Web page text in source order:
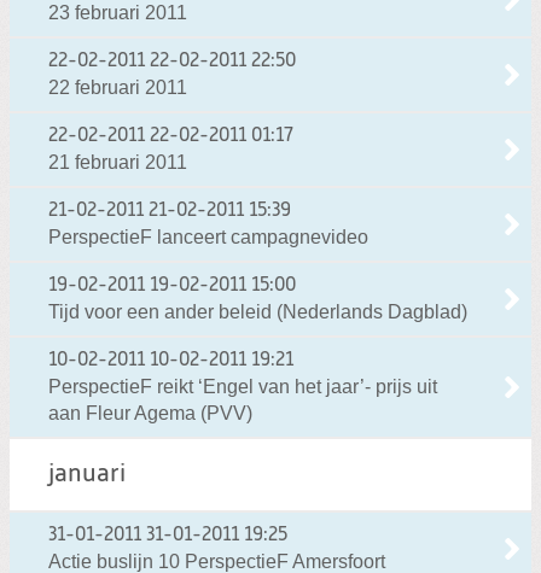
23 februari 2011
22-02-2011 22-02-2011 22:50
22 februari 2011
22-02-2011 22-02-2011 01:17
21 februari 2011
21-02-2011 21-02-2011 15:39
PerspectieF lanceert campagnevideo
19-02-2011 19-02-2011 15:00
Tijd voor een ander beleid (Nederlands Dagblad)
10-02-2011 10-02-2011 19:21
PerspectieF reikt ‘Engel van het jaar’- prijs uit
aan Fleur Agema (PVV)
januari
31-01-2011 31-01-2011 19:25
Actie buslijn 10 PerspectieF Amersfoort